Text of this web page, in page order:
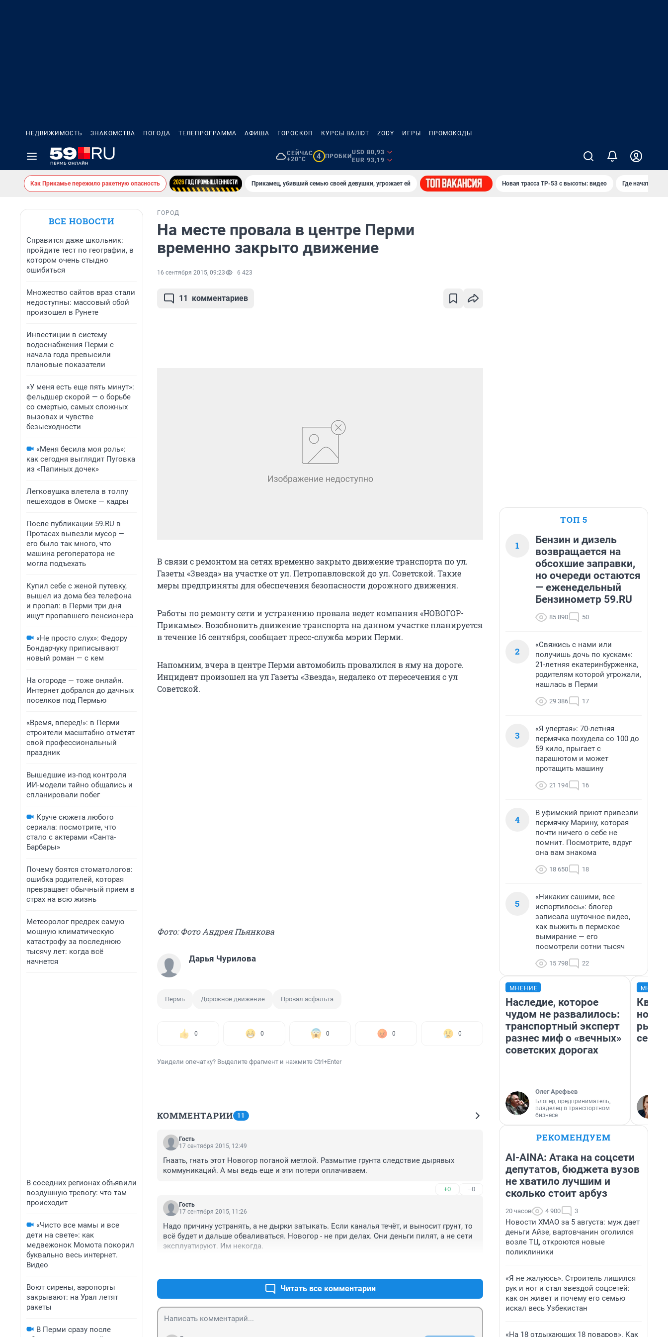
НЕДВИЖИМОСТЬ ЗНАКОМСТВА ПОГОДА ТЕЛЕПРОГРАММА АФИША ГОРОСКОП КУРСЫ ВАЛЮТ ZODY ИГРЫ ПРОМОКОДЫ
СЕЙЧАС
+20°C
4 ПРОБКИ
USD 80,93
EUR 93,19
Как Прикамье пережило ракетную опасность Прикамец, убивший семью своей девушки, угрожает ей Новая трасса ТР-53 с высоты: видео Где начать
ВСЕ НОВОСТИ
Справится даже школьник:
пройдите тест по географии, в
котором очень стыдно
ошибиться
Множество сайтов враз стали
недоступны: массовый сбой
произошел в Рунете
Инвестиции в систему
водоснабжения Перми с
начала года превысили
плановые показатели
«У меня есть еще пять минут»:
фельдшер скорой — о борьбе
со смертью, самых сложных
вызовах и чувстве
безысходности
«Меня бесила моя роль»:
как сегодня выглядит Пуговка
из «Папиных дочек»
Легковушка влетела в толпу
пешеходов в Омске — кадры
После публикации 59.RU в
Протасах вывезли мусор —
его было так много, что
машина регоператора не
могла подъехать
Купил себе с женой путевку,
вышел из дома без телефона
и пропал: в Перми три дня
ищут пропавшего пенсионера
«Не просто слух»: Федору
Бондарчуку приписывают
новый роман — с кем
На огороде — тоже онлайн.
Интернет добрался до дачных
поселков под Пермью
«Время, вперед!»: в Перми
строители масштабно отметят
свой профессиональный
праздник
Вышедшие из-под контроля
ИИ-модели тайно общались и
спланировали побег
Круче сюжета любого
сериала: посмотрите, что
стало с актерами «Санта-
Барбары»
Почему боятся стоматологов:
ошибка родителей, которая
превращает обычный прием в
страх на всю жизнь
Метеоролог предрек самую
мощную климатическую
катастрофу за последнюю
тысячу лет: когда всё
начнется
В соседних регионах объявили
воздушную тревогу: что там
происходит
«Чисто все мамы и все
дети на свете»: как
медвежонок Момота покорил
буквально весь интернет.
Видео
Воют сирены, аэропорты
закрывают: на Урал летят
ракеты
В Перми сразу после
ГОРОД
На месте провала в центре Перми
временно закрыто движение
16 сентября 2015, 09:23 6 423
11 комментариев
В связи с ремонтом на сетях временно закрыто движение транспорта по ул.
Газеты «Звезда» на участке от ул. Петропавловской до ул. Советской. Такие
меры предприняты для обеспечения безопасности дорожного движения.
Работы по ремонту сети и устранению провала ведет компания «НОВОГОР-
Прикамье». Возобновить движение транспорта на данном участке планируется
в течение 16 сентября, сообщает пресс-служба мэрии Перми.
Напомним, вчера в центре Перми автомобиль провалился в яму на дороге.
Инцидент произошел на ул Газеты «Звезда», недалеко от пересечения с ул
Советской.
Фото: Фото Андрея Пьянкова
Дарья Чурилова
Пермь Дорожное движение Провал асфальта
0 0 0 0 0
Увидели опечатку? Выделите фрагмент и нажмите Ctrl+Enter
КОММЕНТАРИИ 11
Гость
17 сентября 2015, 12:49
Гнаать, гнать этот Новогор поганой метлой. Размытие грунта следствие дырявых
коммуникаций. А мы ведь еще и эти потери оплачиваем.
+0 –0
Гость
17 сентября 2015, 11:26
Надо причину устранять, а не дырки затыкать. Если каналья течёт, и выносит грунт, то
всё будет и дальше обваливаться. Новогор - не при делах. Они деньги пилят, а не сети
эксплуатируют. Им некогда.
Читать все комментарии
ТОП 5
1
Бензин и дизель
возвращается на
обсохшие заправки,
но очереди остаются
— еженедельный
Бензинометр 59.RU
85 890 50
2
«Свяжись с нами или
получишь дочь по кускам»:
21-летняя екатеринбурженка,
родителям которой угрожали,
нашлась в Перми
29 386 17
3
«Я упертая»: 70-летняя
пермячка похудела со 100 до
59 кило, прыгает с
парашютом и может
протащить машину
21 194 16
4
В уфимский приют привезли
пермячку Марину, которая
почти ничего о себе не
помнит. Посмотрите, вдруг
она вам знакома
18 650 18
5
«Никаких сашими, все
испортилось»: блогер
записала шуточное видео,
как выжить в пермское
вымирание — его
посмотрели сотни тысяч
15 798 22
МНЕНИЕ
Наследие, которое
чудом не развалилось:
транспортный эксперт
разнес миф о «вечных»
советских дорогах
Олег Арефьев
Блогер, предприниматель,
владелец в транспортном
бизнесе
но
РЕКОМЕНДУЕМ
AI-AINA: Атака на соцсети
депутатов, бюджета вузов
не хватило лучшим и
сколько стоит арбуз
20 часов 4 900 3
Новости ХМАО за 5 августа: муж дает
деньги Айзе, вартовчанин оголился
возле ТЦ, откроются новые
поликлиники
«Я не жалуюсь». Строитель лишился
рук и ног и стал звездой соцсетей:
как он живет и почему его семью
искал весь Узбекистан
«На 18 отдыхающих 18 поваров». Как